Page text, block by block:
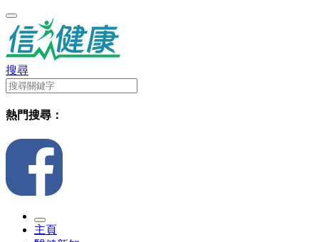
搜尋
熱門搜尋：
主頁